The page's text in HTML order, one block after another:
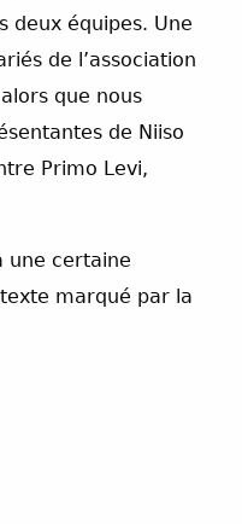
deux équipes. Une
de l’association
que nous
de Niiso
Primo Levi,
une certaine
marqué par la